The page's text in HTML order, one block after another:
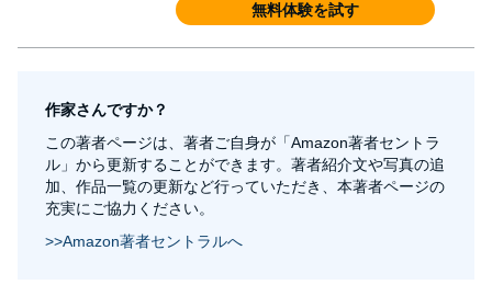
無料体験を試す
作家さんですか？
この著者ページは、著者ご自身が「Amazon著者セントラ
ル」から更新することができます。著者紹介文や写真の追
加、作品一覧の更新など行っていただき、本著者ページの
充実にご協力ください。
>>Amazon著者セントラルへ